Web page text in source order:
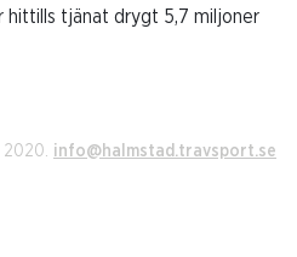
hittills tjänat drygt 5,7 miljoner
2020. info@halmstad.travsport.se